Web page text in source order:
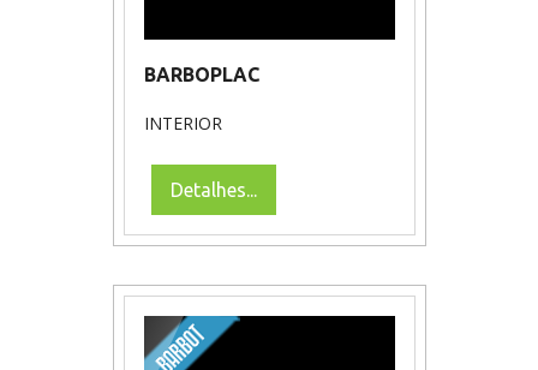
BARBOPLAC
INTERIOR
Detalhes...